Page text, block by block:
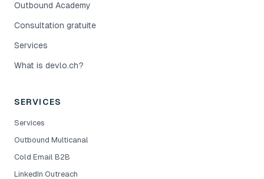
Outbound Academy
Consultation gratuite
Services
What is devlo.ch?
SERVICES
Services
Outbound Multicanal
Cold Email B2B
LinkedIn Outreach